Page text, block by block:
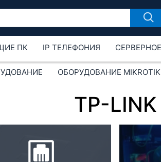
ПК IP ТЕЛЕФОНИЯ
ОБОРУДОВАНИЕ MIKROTIK
TP-LINK